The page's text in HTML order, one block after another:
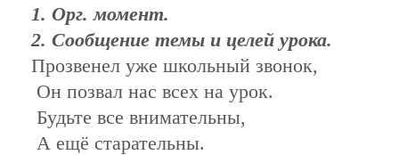
1. Орг. момент.
2. Сообщение темы и целей урока.
Прозвенел уже школьный звонок,
Он позвал нас всех на урок.
Будьте все внимательны,
А ещё старательны.